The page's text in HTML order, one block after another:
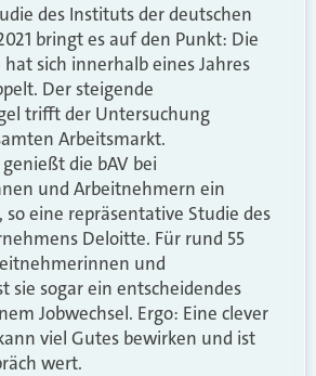
des Instituts der deutschen
bringt es auf den Punkt: Die
sich innerhalb eines Jahres
Der steigende
trifft der Untersuchung
Arbeitsmarkt.
die bAV bei
und Arbeitnehmern ein
so eine repräsentative Studie des
Deloitte. Für rund 55
und
sie sogar ein entscheidendes
Jobwechsel. Ergo: Eine clever
viel Gutes bewirken und ist
wert.